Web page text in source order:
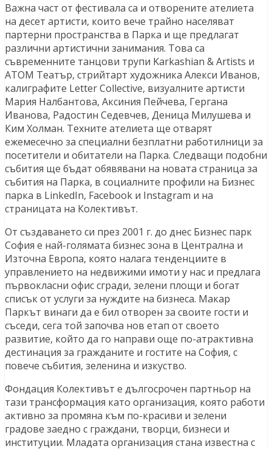
Важна част от фестивала са и отворените ателиета
на десет артисти, които вече трайно населяват
партерни пространства в Парка и ще предлагат
различни артистични занимания. Това са
съвременните танцови трупи Karkashian & Artists и
ATOM Teатър, стрийтарт художника Алекси Иванов,
калиграфите Letter Collective, визуалнитe артисти
Мария Налбантова, Аксиния Пейчева, Гергана
Иванова, Радостин Седевчев, Деница Милушева и
Ким Холман. Техните ателиета ще отварят
ежемесечно за специални безплатни работилници за
посетители и обитатели на Парка. Следващи подобни
събития ще бъдат обявявани на новата страница за
събития на Парка, в социалните профили на Бизнес
парка в LinkedIn, Facebook и Instagram и на
страницата на Колективът.
От създаването си през 2001 г. до днес Бизнес парк
София е най-голямата бизнес зона в Централна и
Източна Европа, която налага тенденциите в
управлението на недвижими имоти у нас и предлага
първокласни офис сгради, зелени площи и богат
списък от услуги за нуждите на бизнеса. Макар
Паркът винаги да е бил отворен за своите гости и
съседи, сега той започва нов етап от своето
развитие, който да го направи още по-атрактивна
дестинация за гражданите и гостите на София, с
повече събития, зеленина и изкуство.
Фондация Колективът е дългосрочен партньор на
тази трансформация като организация, която работи
активно за промяна към по-красиви и зелени
градове заедно с граждани, творци, бизнеси и
институции. Младата организация стана известна с